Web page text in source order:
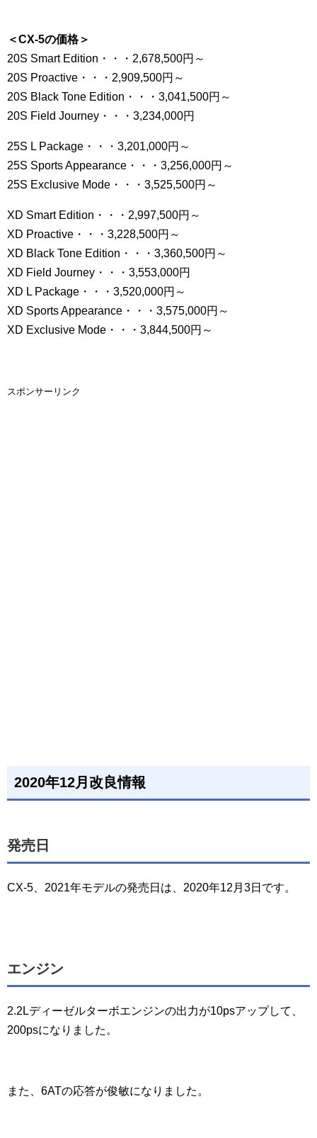
＜CX-5の価格＞
20S Smart Edition・・・2,678,500円～
20S Proactive・・・2,909,500円～
20S Black Tone Edition・・・3,041,500円～
20S Field Journey・・・3,234,000円
25S L Package・・・3,201,000円～
25S Sports Appearance・・・3,256,000円～
25S Exclusive Mode・・・3,525,500円～
XD Smart Edition・・・2,997,500円～
XD Proactive・・・3,228,500円～
XD Black Tone Edition・・・3,360,500円～
XD Field Journey・・・3,553,000円
XD L Package・・・3,520,000円～
XD Sports Appearance・・・3,575,000円～
XD Exclusive Mode・・・3,844,500円～
スポンサーリンク
2020年12月改良情報
発売日
CX-5、2021年モデルの発売日は、2020年12月3日です。
エンジン
2.2Lディーゼルターボエンジンの出力が10psアップして、
200psになりました。
また、6ATの応答が俊敏になりました。